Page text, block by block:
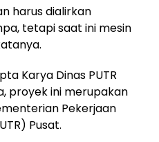
harus dialirkan
tetapi saat ini mesin
Karya Dinas PUTR
proyek ini merupakan
Pekerjaan
Pusat.